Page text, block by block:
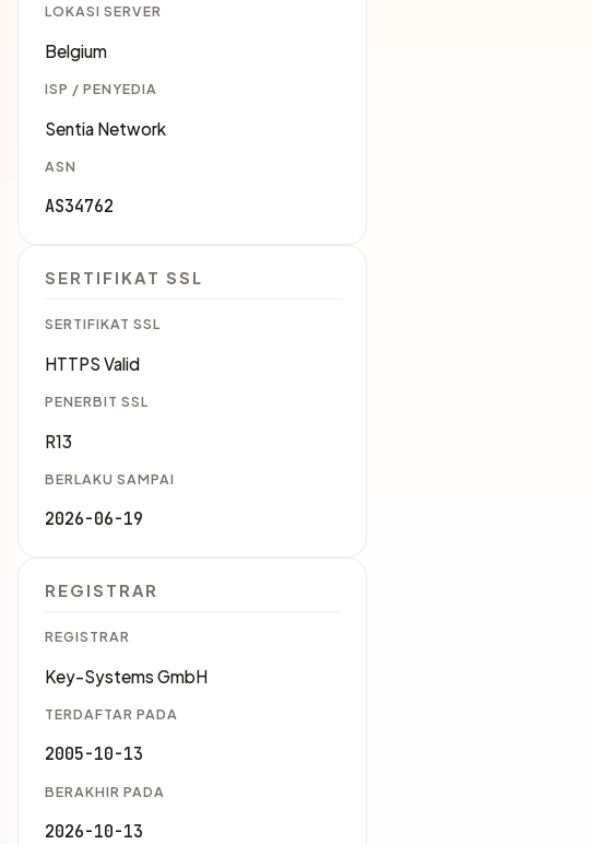
LOKASI SERVER
Belgium
ISP / PENYEDIA
Sentia Network
ASN
AS34762
SERTIFIKAT SSL
SERTIFIKAT SSL
HTTPS Valid
PENERBIT SSL
R13
BERLAKU SAMPAI
2026-06-19
REGISTRAR
REGISTRAR
Key-Systems GmbH
TERDAFTAR PADA
2005-10-13
BERAKHIR PADA
2026-10-13